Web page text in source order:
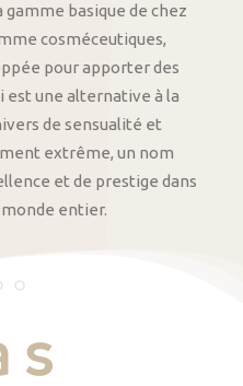
basique de chez
cosméceutiques,
pour apporter des
est une alternative à la
de sensualité et
extrême, un nom
et de prestige dans
entier.